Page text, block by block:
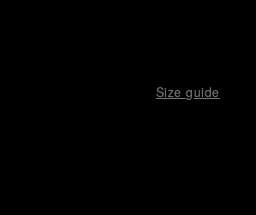
Size guide